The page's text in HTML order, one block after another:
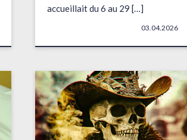
accueillait du 6 au 29 […]
03.04.2026